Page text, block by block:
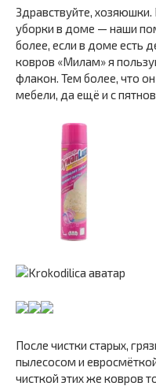
Здравствуйте,
уборки в доме — наши
более, если в доме есть
ковров «Милам» я
флакон. Тем более, что
мебели, да ещё и с
После чистки старых,
пылесосом и
чисткой этих же ковров